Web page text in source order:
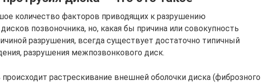
количество факторов приводящих к разрушению
позвоночника, но, какая бы причина или совокупность
разрушения, всегда существует достаточно типичный
разрушения межпозвонкового диск.
растрескивание внешней оболочки диска (фиброзного